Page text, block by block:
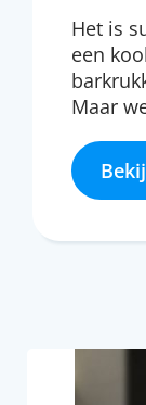
Het is
een
Maar